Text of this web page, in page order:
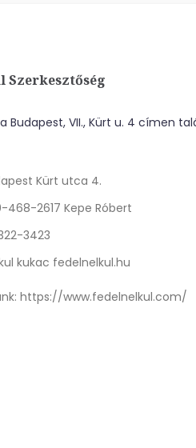
Szerkesztőség
Budapest, VII., Kürt u. 4 címen
Kürt utca 4.
468-2617 Kepe Róbert
3423
kukac fedelnelkul.hu
https://www.fedelnelkul.com/